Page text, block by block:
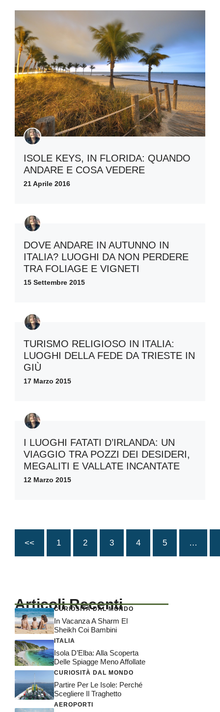
ISOLE KEYS, IN FLORIDA: QUANDO
ANDARE E COSA VEDERE
21 Aprile 2016
DOVE ANDARE IN AUTUNNO IN
ITALIA? LUOGHI DA NON PERDERE
TRA FOLIAGE E VIGNETI
15 Settembre 2015
TURISMO RELIGIOSO IN ITALIA:
LUOGHI DELLA FEDE DA TRIESTE IN
GIÙ
17 Marzo 2015
I LUOGHI FATATI D’IRLANDA: UN
VIAGGIO TRA POZZI DEI DESIDERI,
MEGALITI E VALLATE INCANTATE
12 Marzo 2015
<< 1 2 3 4 5 …
Articoli Recenti
CURIOSITÀ DAL MONDO
In Vacanza A Sharm El
Sheikh Coi Bambini
ITALIA
Isola D’Elba: Alla Scoperta
Delle Spiagge Meno Affollate
CURIOSITÀ DAL MONDO
Partire Per Le Isole: Perché
Scegliere Il Traghetto
AEROPORTI